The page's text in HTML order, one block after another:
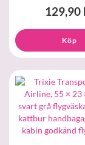
129,90
Köp